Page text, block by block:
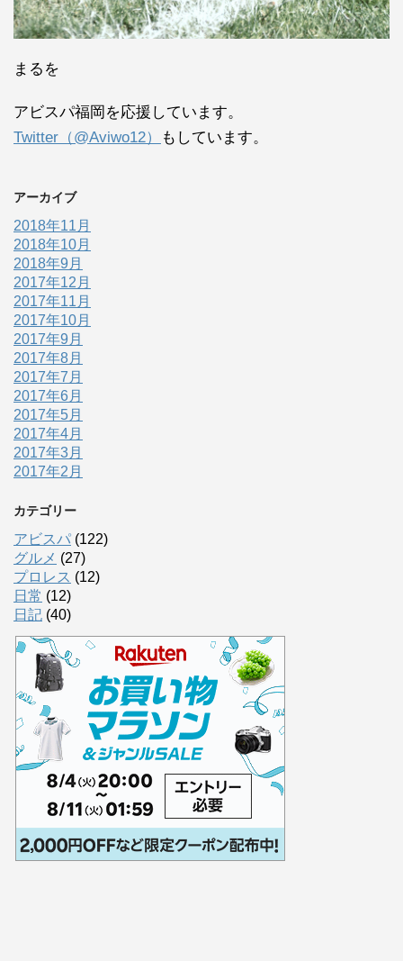
まるを
アビスパ福岡を応援しています。
Twitter（@Aviwo12）
もしています。
アーカイブ
2018年11月
2018年10月
2018年9月
2017年12月
2017年11月
2017年10月
2017年9月
2017年8月
2017年7月
2017年6月
2017年5月
2017年4月
2017年3月
2017年2月
カテゴリー
アビスパ (122)
グルメ (27)
プロレス (12)
日常 (12)
日記 (40)